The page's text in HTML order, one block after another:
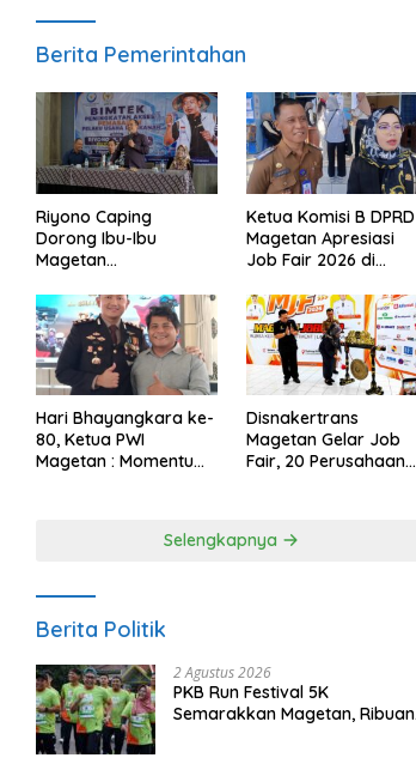
Berita Pemerintahan
Riyono Caping
Dorong Ibu-Ibu
Magetan
Ikan, Perkuat Budaya
Gemar Makan Ikan
Ketua Komisi B DPRD
Magetan Apresiasi
Job Fair 2026 di
Anggaran
Hari Bhayangkara ke-
80, Ketua PWI
Magetan : Momentum
Disnakertrans
Magetan Gelar Job
Fair, 20 Perusahaan
Selengkapnya
Berita Politik
2 Agustus 2026
PKB Run Festival 5K
Semarakkan Magetan, Ribuan